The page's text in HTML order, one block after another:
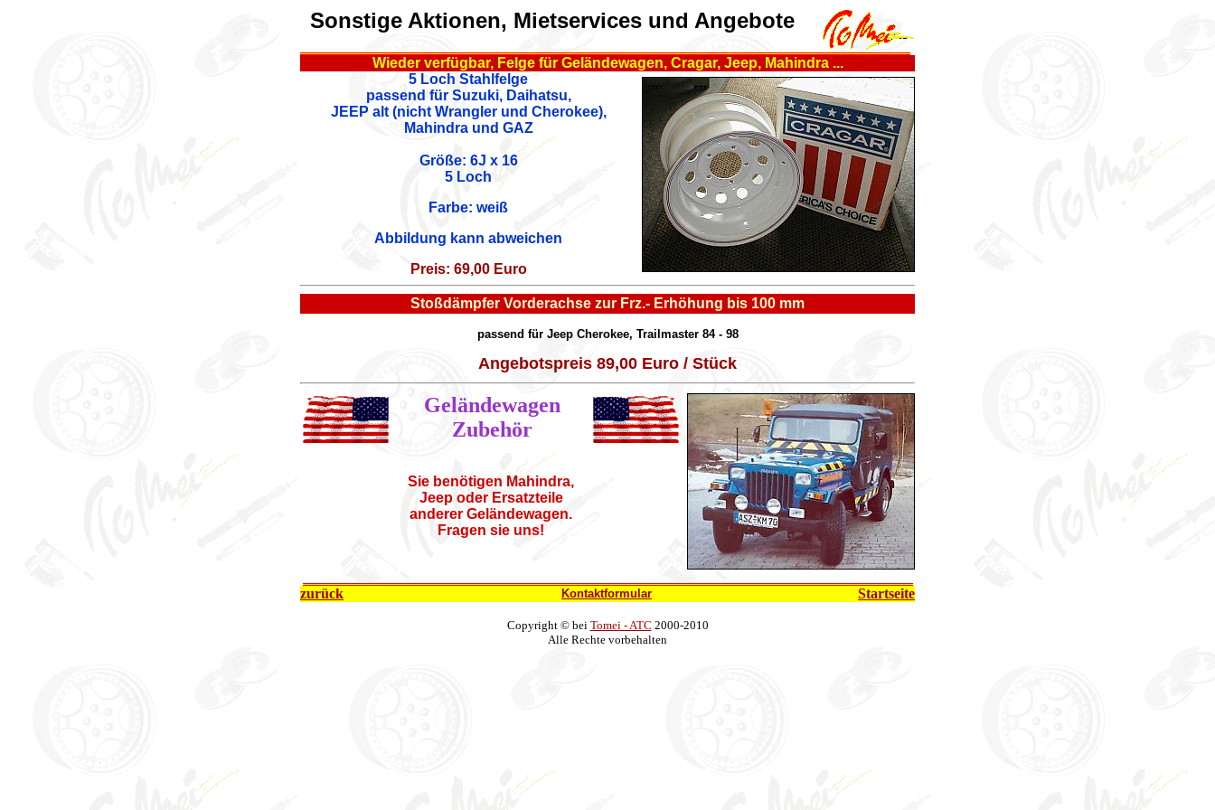
Sonstige Aktionen, Mietservices und Angebote
Wieder verfügbar, Felge für Geländewagen, Cragar, Jeep, Mahindra ...
5 Loch Stahlfelge
passend für Suzuki, Daihatsu,
JEEP alt (nicht Wrangler und Cherokee),
Mahindra und GAZ
Größe: 6J x 16
5 Loch
Farbe: weiß
Abbildung kann abweichen
Preis: 69,00 Euro
Stoßdämpfer Vorderachse zur Frz.- Erhöhung bis 100 mm
passend für Jeep Cherokee, Trailmaster 84 - 98
Angebotspreis 89,00 Euro / Stück
Geländewagen
Zubehör
Sie benötigen Mahindra,
Jeep oder Ersatzteile
anderer Geländewagen.
Fragen sie uns!
zurück Kontaktformular Startseite
Copyright © bei Tomei - ATC 2000-2010
Alle Rechte vorbehalten